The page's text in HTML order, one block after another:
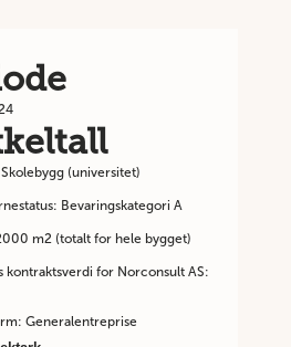
(universitet)
Bevaringskategori A
m2 (totalt for hele bygget)
kontraktsverdi for Norconsult AS:
Generalentreprise